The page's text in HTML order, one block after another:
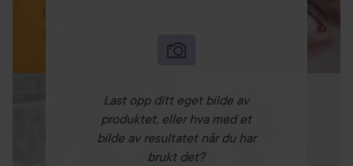
Last opp ditt eget bilde av
produktet, eller hva med et
bilde av resultatet når du har
brukt det?